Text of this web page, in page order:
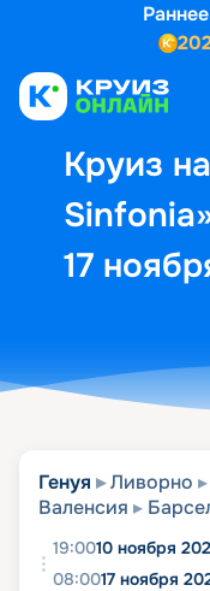
Круиз
17
Генуя Ливорно
Валенсия
19:0010 ноября
08:0017 ноября